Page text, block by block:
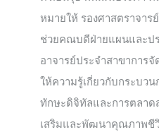
หมายให้ รองศาสตราจาร
ช่วยคณบดีฝ่ายแผนและป
อาจารย์ประจำสาขาการ
ให้ความรู้เกี่ยวกับกระบว
ทักษะดิจิทัลและการตลาด
เสริมและพัฒนาคุณภาพชี